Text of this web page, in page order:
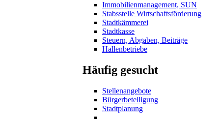
Immobilienmanagement, SUN
Stabsstelle Wirtschaftsförderung
Stadtkämmerei
Stadtkasse
Steuern, Abgaben, Beiträge
Hallenbetriebe
Häufig gesucht
Stellenangebote
Bürgerbeteiligung
Stadtplanung